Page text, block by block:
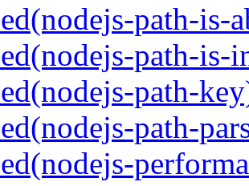
path-is-
path-is-
path-
path-